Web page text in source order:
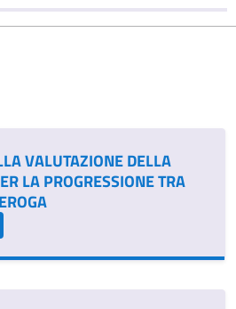
VALUTAZIONE DELLA
LA PROGRESSIONE TRA